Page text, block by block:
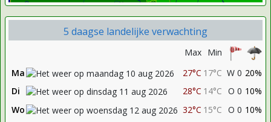
5 daagse landelijke verwachting
Max Min
Ma
27°C 17°C W 0 20%
Di
28°C 14°C O 0 10%
Wo
32°C 15°C O 0 10%